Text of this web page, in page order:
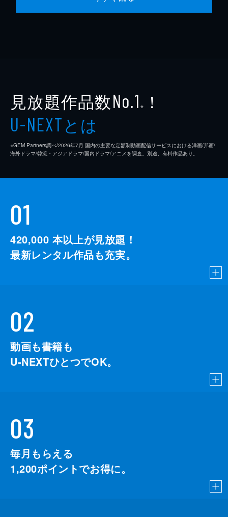
見放題作品数No.1 ※ ！
U-NEXTとは
※GEM Partners調べ/2026年7⽉ 国内の主要な定額制動画配信サービスにおける洋画/邦画/
海外ドラマ/韓流・アジアドラマ/国内ドラマ/アニメを調査。別途、有料作品あり。
01
420,000 本以上が見放題！
最新レンタル作品も充実。
02
動画も書籍も
U-NEXTひとつでOK。
03
毎月もらえる
1,200ポイントでお得に。